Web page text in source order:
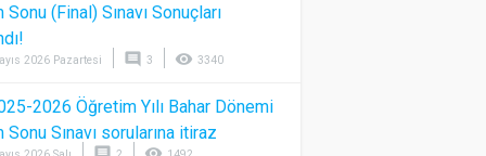
Sonu (Final) Sınavı Sonuçları
2026 Pazartesi comment 3 visibility 3340
2026 Öğretim Yılı Bahar Dönemi
Sonu Sınavı sorularına itiraz